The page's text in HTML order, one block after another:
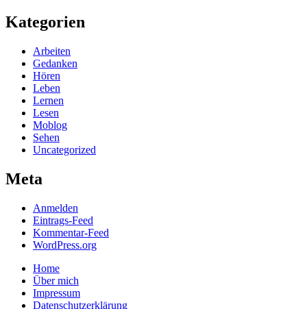
Kategorien
Arbeiten
Gedanken
Hören
Leben
Lernen
Lesen
Moblog
Sehen
Uncategorized
Meta
Anmelden
Eintrags-Feed
Kommentar-Feed
WordPress.org
Home
Über mich
Impressum
Datenschutzerklärung